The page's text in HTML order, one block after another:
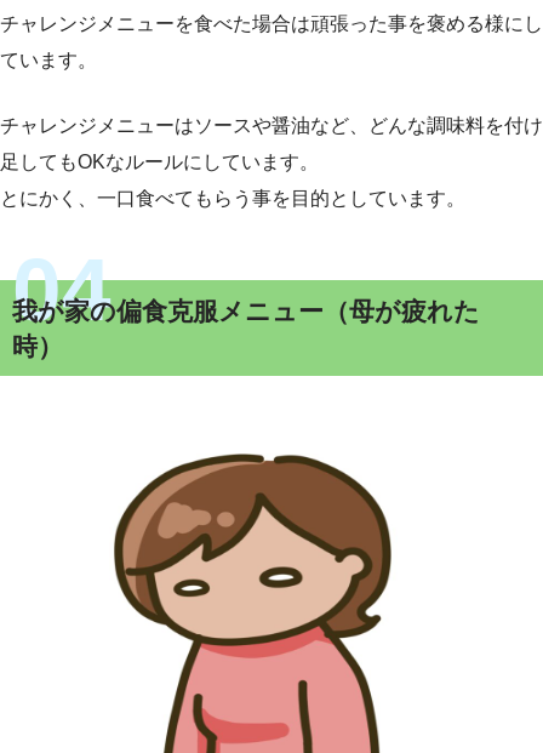
チャレンジメニューを食べた場合は頑張った事を褒める様にし
ています。
チャレンジメニューはソースや醤油など、どんな調味料を付け
足してもOKなルールにしています。
とにかく、一口食べてもらう事を目的としています。
我が家の偏食克服メニュー（母が疲れた
時）